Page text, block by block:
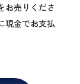
お売りくださ
現金でお支払